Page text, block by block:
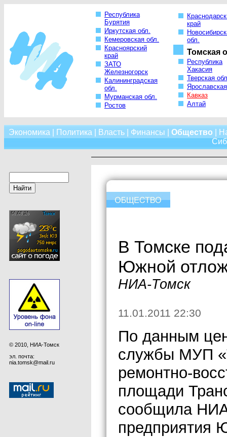
Республика
Бурятия
Иркутская обл.
Кемеровская обл.
Красноярский
край
ЗАТО
Железногорск
Калининградская
обл.
Мурманская обл.
Ростов
край
обл.
Томская
Республика
Хакасия
Тверская
Кавказ
Алтай
Экономика Политика Власть| Финансы Общество
© 2010, НИА-Томск
эл. почта:
nia.tomsk@mail.ru
В Томске
Южной
НИА-Томск
11.01.2011 22:30
По данным
службы МУП
ремонтно-
площади
сообщила НИА
предприятия